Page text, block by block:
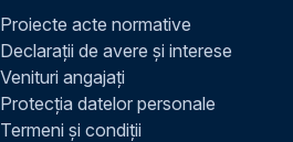
Proiecte acte normative
Declarații de avere și interese
Venituri angajați
Protecția datelor personale
Termeni și condiții